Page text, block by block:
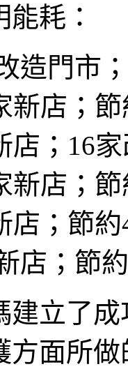
耗：
造門市
新店；
店；16
新店；
店；節
店；節
建立了
方面所